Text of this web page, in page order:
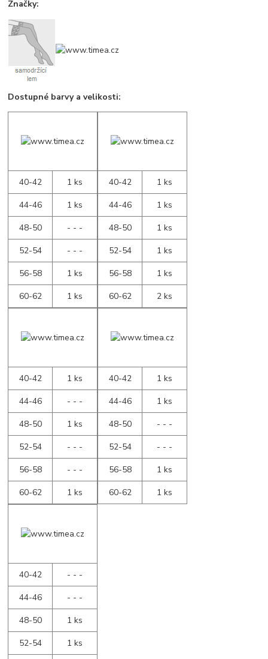
Značky:
Dostupné barvy a velikosti:
40-42
1 ks
44-46
1 ks
48-50
- - -
52-54
- - -
56-58
1 ks
60-62
1 ks
40-42
1 ks
44-46
1 ks
48-50
1 ks
52-54
1 ks
56-58
1 ks
60-62
2 ks
40-42
1 ks
44-46
- - -
48-50
1 ks
52-54
- - -
56-58
- - -
60-62
1 ks
40-42
1 ks
44-46
1 ks
48-50
- - -
52-54
- - -
56-58
1 ks
60-62
1 ks
40-42
- - -
44-46
- - -
48-50
1 ks
52-54
1 ks